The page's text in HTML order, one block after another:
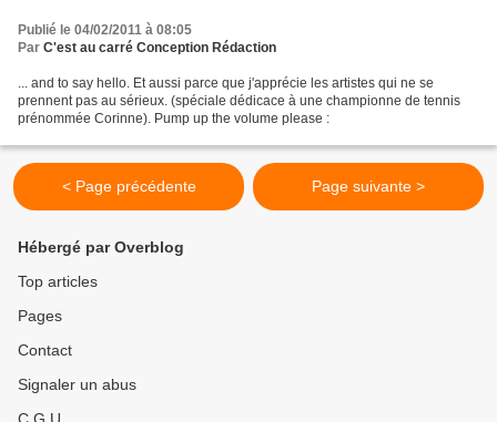
Publié le 04/02/2011 à 08:05
Par C'est au carré Conception Rédaction
... and to say hello. Et aussi parce que j'apprécie les artistes qui ne se
prennent pas au sérieux. (spéciale dédicace à une championne de tennis
prénommée Corinne). Pump up the volume please :
< Page précédente Page suivante >
Hébergé par Overblog
Top articles
Pages
Contact
Signaler un abus